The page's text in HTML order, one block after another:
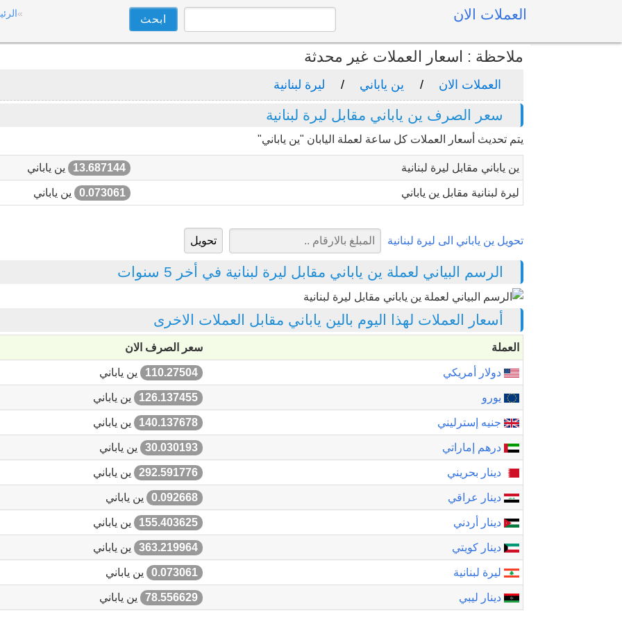
العملات الان
ملاحظة : اسعار العملات غير محدثة
العملات الان ين ياباني ليرة لبنانية
سعر الصرف ين ياباني مقابل ليرة لبنانية
يتم تحديث أسعار العملات كل ساعة لعملة اليابان "ين ياباني"
ين ياباني مقابل ليرة لبنانية 13.687144 ين ياباني
ليرة لبنانية مقابل ين ياباني 0.073061 ين ياباني
تحويل ين ياباني الى ليرة لبنانية
الرسم البياني لعملة ين ياباني مقابل ليرة لبنانية في أخر 5 سنوات
أسعار العملات لهذا اليوم بالين ياباني مقابل العملات الاخرى
العملة سعر الصرف الان
دولار أمريكي 110.27504 ين ياباني
يورو 126.137455 ين ياباني
جنيه إسترليني 140.137678 ين ياباني
درهم إماراتي 30.030193 ين ياباني
دينار بحريني 292.591776 ين ياباني
دينار عراقي 0.092668 ين ياباني
دينار أردني 155.403625 ين ياباني
دينار كويتي 363.219964 ين ياباني
ليرة لبنانية 0.073061 ين ياباني
دينار ليبي 78.556629 ين ياباني